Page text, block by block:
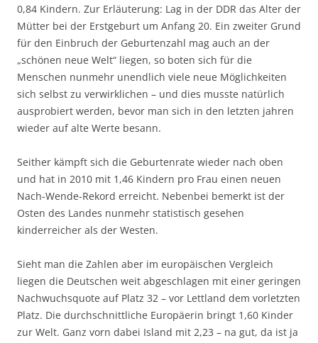
0,84 Kindern. Zur Erläuterung: Lag in der DDR das Alter der
Mütter bei der Erstgeburt um Anfang 20. Ein zweiter Grund
für den Einbruch der Geburtenzahl mag auch an der
„schönen neue Welt“ liegen, so boten sich für die
Menschen nunmehr unendlich viele neue Möglichkeiten
sich selbst zu verwirklichen – und dies musste natürlich
ausprobiert werden, bevor man sich in den letzten jahren
wieder auf alte Werte besann.
Seither kämpft sich die Geburtenrate wieder nach oben
und hat in 2010 mit 1,46 Kindern pro Frau einen neuen
Nach-Wende-Rekord erreicht. Nebenbei bemerkt ist der
Osten des Landes nunmehr statistisch gesehen
kinderreicher als der Westen.
Sieht man die Zahlen aber im europäischen Vergleich
liegen die Deutschen weit abgeschlagen mit einer geringen
Nachwuchsquote auf Platz 32 – vor Lettland dem vorletzten
Platz. Die durchschnittliche Europäerin bringt 1,60 Kinder
zur Welt. Ganz vorn dabei Island mit 2,23 – na gut, da ist ja